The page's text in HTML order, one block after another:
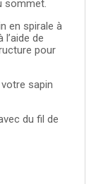
sommet.
en spirale à
de
pour
sapin
du fil de